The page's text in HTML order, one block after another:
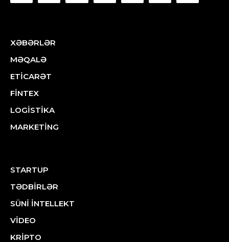
XƏBƏRLƏR
MƏQALƏ
ETİCARƏT
FİNTEX
LOGİSTİKA
MARKETİNG
STARTUP
TƏDBİRLƏR
SÜNİ İNTELLEKT
VİDEO
KRİPTO